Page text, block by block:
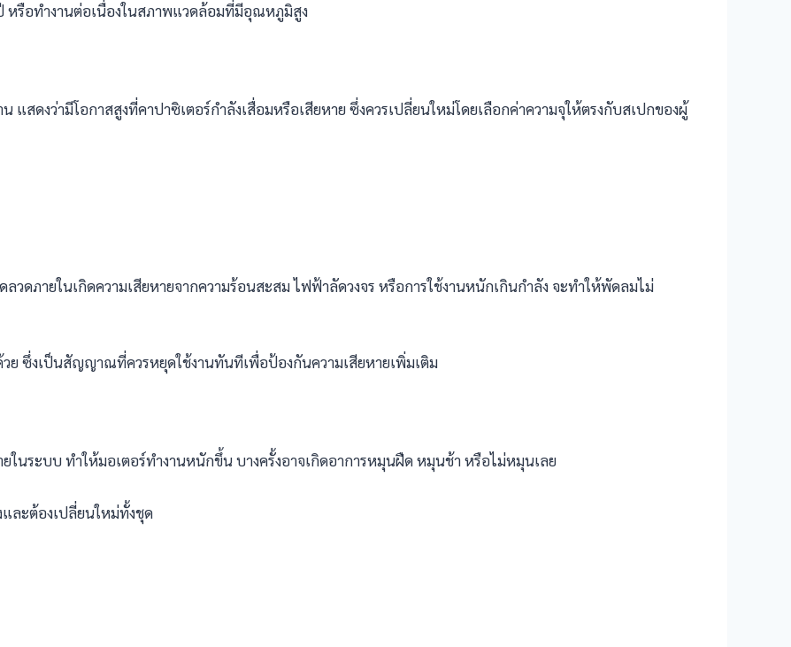
หรือทำงานต่อเนื่องในสภาพแวดล้อมที่มีอุณหภูมิสูง
แสดงว่ามีโอกาสสูงที่คาปาซิเตอร์กำลังเสื่อมหรือเสียหาย ซึ่งควรเปลี่ยนใหม่โดยเลือกค่าความจุให้ตรงกับสเปกของผู้
ดภายในเกิดความเสียหายจากความร้อนสะสม ไฟฟ้าลัดวงจร หรือการใช้งานหนักเกินกำลัง จะทำให้พัดลมไม่
ซึ่งเป็นสัญญาณที่ควรหยุดใช้งานทันทีเพื่อป้องกันความเสียหายเพิ่มเติม
นระบบ ทำให้มอเตอร์ทำงานหนักขึ้น บางครั้งอาจเกิดอาการหมุนฝืด หมุนช้า หรือไม่หมุนเลย
ละต้องเปลี่ยนใหม่ทั้งชุด